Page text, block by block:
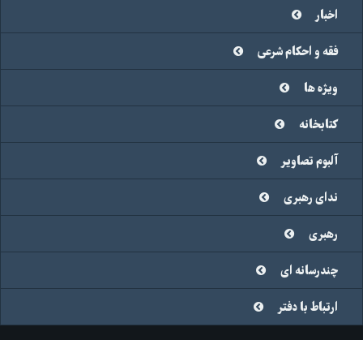
۱۳۸۵
۱۳۸۴
۱۳۷۹
۱۳۷۸
اخبار
فقه و احکام شرعی
ویژه ها
کتابخانه
آلبوم تصاویر
ندای رهبری
رهبری
چندرسانه ای
ارتباط با دفتر